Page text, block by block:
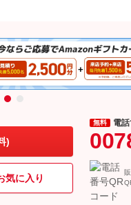
)
気に入り
無料 電